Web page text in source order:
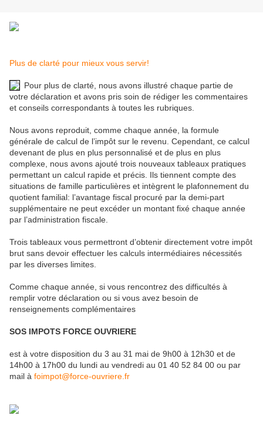
Plus de clarté pour mieux vous servir!
Pour plus de clarté, nous avons illustré chaque partie de
votre déclaration et avons pris soin de rédiger les commentaires
et conseils correspondants à toutes les rubriques.
Nous avons reproduit, comme chaque année, la formule
générale de calcul de l’impôt sur le revenu. Cependant, ce calcul
devenant de plus en plus personnalisé et de plus en plus
complexe, nous avons ajouté trois nouveaux tableaux pratiques
permettant un calcul rapide et précis. Ils tiennent compte des
situations de famille particulières et intègrent le plafonnement du
quotient familial: l’avantage fiscal procuré par la demi-part
supplémentaire ne peut excéder un montant fixé chaque année
par l’administration fiscale.
Trois tableaux vous permettront d’obtenir directement votre impôt
brut sans devoir effectuer les calculs intermédiaires nécessités
par les diverses limites.
Comme chaque année, si vous rencontrez des difficultés à
remplir votre déclaration ou si vous avez besoin de
renseignements complémentaires
SOS IMPOTS FORCE OUVRIERE
est à votre disposition du 3 au 31 mai de 9h00 à 12h30 et de
14h00 à 17h00 du lundi au vendredi au 01 40 52 84 00 ou par
mail à foimpot@force-ouvriere.fr